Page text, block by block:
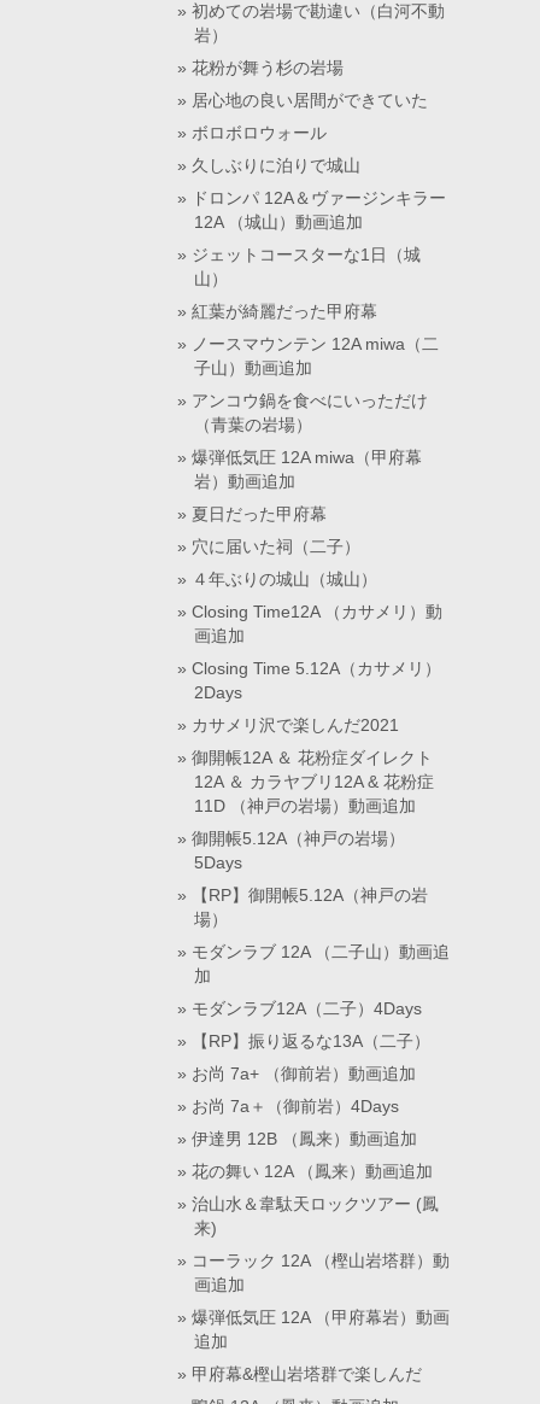
初めての岩場で勘違い（白河不動
岩）
花粉が舞う杉の岩場
居心地の良い居間ができていた
ボロボロウォール
久しぶりに泊りで城山
ドロンパ 12A＆ヴァージンキラー
12A （城山）動画追加
ジェットコースターな1日（城
山）
紅葉が綺麗だった甲府幕
ノースマウンテン 12A miwa（二
子山）動画追加
アンコウ鍋を食べにいっただけ
（青葉の岩場）
爆弾低気圧 12A miwa（甲府幕
岩）動画追加
夏日だった甲府幕
穴に届いた祠（二子）
４年ぶりの城山（城山）
Closing Time12A （カサメリ）動
画追加
Closing Time 5.12A（カサメリ）
2Days
カサメリ沢で楽しんだ2021
御開帳12A ＆ 花粉症ダイレクト
12A ＆ カラヤブリ12A & 花粉症
11D （神戸の岩場）動画追加
御開帳5.12A（神戸の岩場）
5Days
【RP】御開帳5.12A（神戸の岩
場）
モダンラブ 12A （二子山）動画追
加
モダンラブ12A（二子）4Days
【RP】振り返るな13A（二子）
お尚 7a+ （御前岩）動画追加
お尚 7a＋（御前岩）4Days
伊達男 12B （鳳来）動画追加
花の舞い 12A （鳳来）動画追加
治山水＆韋駄天ロックツアー (鳳
来)
コーラック 12A （樫山岩塔群）動
画追加
爆弾低気圧 12A （甲府幕岩）動画
追加
甲府幕&樫山岩塔群で楽しんだ